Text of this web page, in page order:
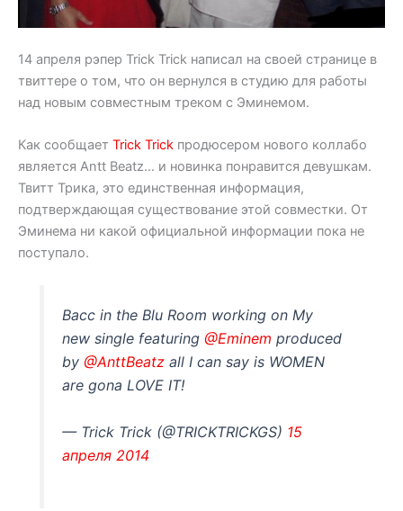
14 апреля рэпер Trick Trick написал на своей странице в
твиттере о том, что он вернулся в студию для работы
над новым совместным треком с Эминемом.
Как сообщает Trick Trick продюсером нового коллабо
является Antt Beatz… и новинка понравится девушкам.
Твитт Трика, это единственная информация,
подтверждающая существование этой совместки. От
Эминема ни какой официальной информации пока не
поступало.
Bacc in the Blu Room working on My
new single featuring@Eminem produced
by@AnttBeatz all I can say is WOMEN
are gona LOVE IT!
— Trick Trick (@TRICKTRICKGS) 15
апреля 2014